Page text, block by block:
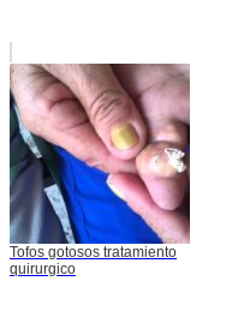
Tofos gotosos tratamiento
quirurgico